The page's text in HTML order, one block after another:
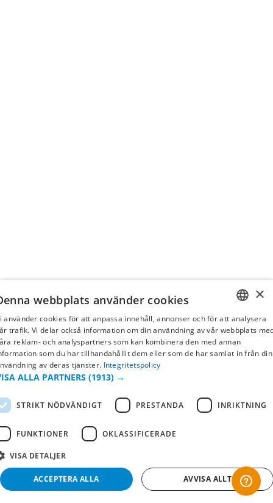
SWEDISH
FI
×
webbplats använder cookies
använder cookies för att anpassa innehåll, annonser och för att analysera
trafik. Vi delar också information om din användning av vår webbplats
reklam- och analyspartners som kan kombinera den med annan
som du har tillhandahållit dem eller som de har samlat in från din
av deras tjänster. Integritetspolicy
ALLA PARTNERS (1913) →
STRIKT NÖDVÄNDIGT PRESTANDA INRIKTNING
FUNKTIONER OKLASSIFICERADE
VISA DETALJER
ACCEPTERA ALLA AVVISA ALLT